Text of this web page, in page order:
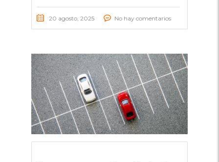
20 agosto, 2025 No hay comentarios